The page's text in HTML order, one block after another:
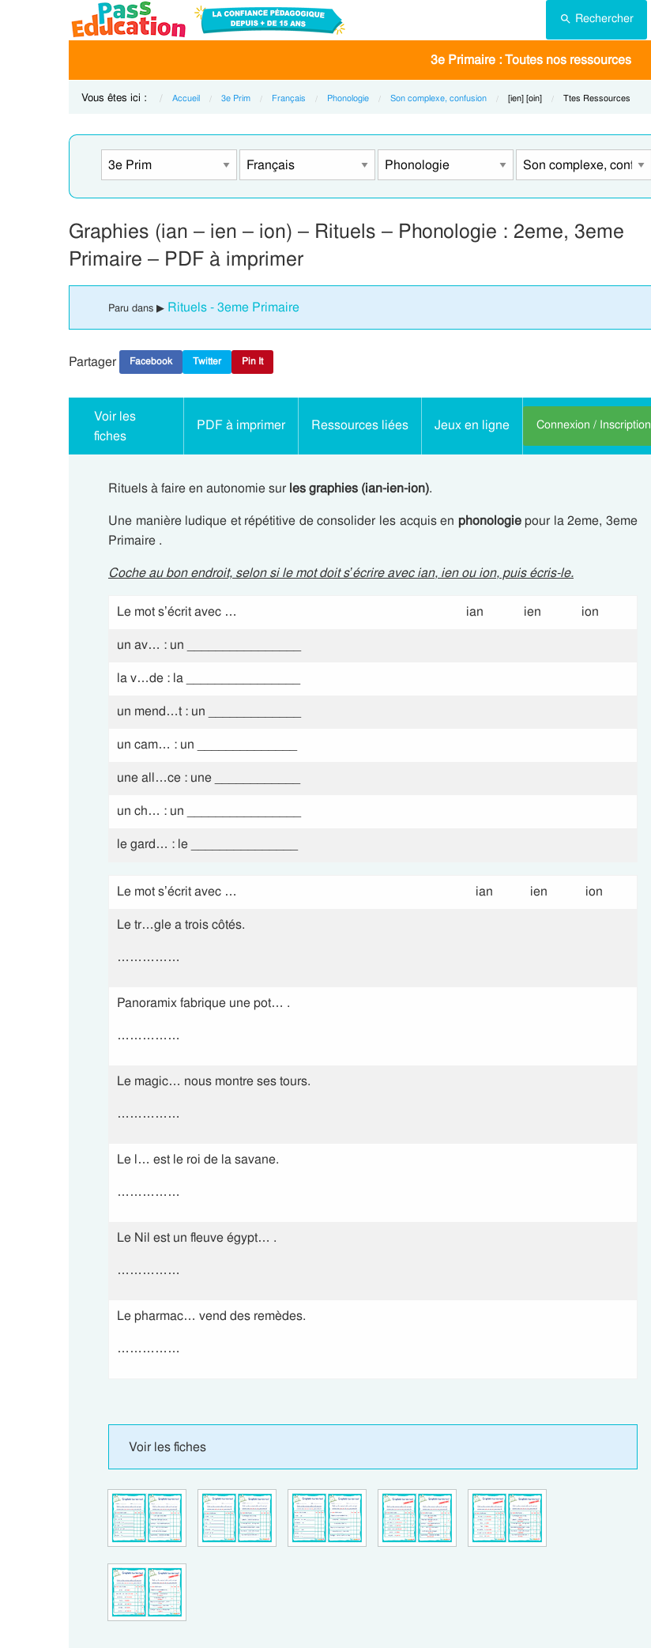
Rechercher
3e Primaire : Toutes nos ressources
Vous êtes ici : Accueil 3e Prim Français Phonologie Son complexe, confusion Current:
[ien] [oin] Current:
Ttes Ressources
Graphies (ian – ien – ion) – Rituels – Phonologie : 2eme, 3eme
Primaire – PDF à imprimer
Paru dans ▶ Rituels - 3eme Primaire
Partager Facebook Twitter Pin It
Voir les
fiches
PDF à imprimer Ressources liées Jeux en ligne Connexion / Inscription
Rituels à faire en autonomie sur les graphies (ian-ien-ion).
Une manière ludique et répétitive de consolider les acquis en phonologiepour la 2eme, 3eme
Primaire .
Coche au bon endroit, selon si le mot doit s’écrire avecian, ienouion, puis écris-le.
Le mot s’écrit avec … ian ien
ion
un av… : un ________________
la v…de : la ________________
un mend…t : un _____________
un cam… : un ______________
une all…ce : une ____________
un ch… : un ________________
le gard… : le _______________
Le mot s’écrit avec … ian ien
ion
Le tr…gle a trois côtés.
……………
Panoramix fabrique une pot… .
……………
Le magic… nous montre ses tours.
……………
Le l… est le roi de la savane.
……………
Le Nil est un fleuve égypt… .
……………
Le pharmac… vend des remèdes.
……………
Voir les fiches